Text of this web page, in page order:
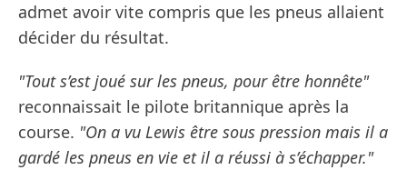
admet avoir vite compris que les pneus allaient
décider du résultat.
"Tout s’est joué sur les pneus, pour être honnête"
reconnaissait le pilote britannique après la
course. "On a vu Lewis être sous pression mais il a
gardé les pneus en vie et il a réussi à s’échapper."